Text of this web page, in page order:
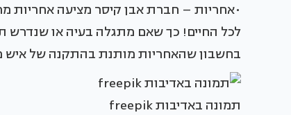
•אחריות – חברת אבן קיסר מציעה אחריות
לכל החיים! כך שאם מתגלה בעיה או שנדרש
בחשבון שהאחריות מותנת בהתקנה של איש
תמונה באדיבות freepik